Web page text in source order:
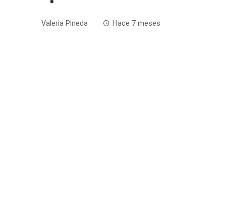
Valeria Pineda Hace 7 meses